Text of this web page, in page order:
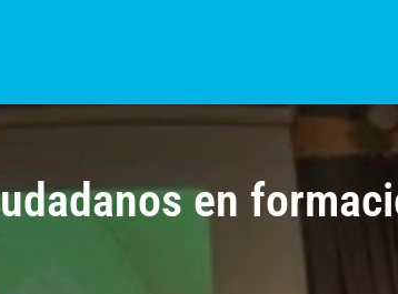
COLOMBIA INTERNACIONAL PROVINCIAS
en